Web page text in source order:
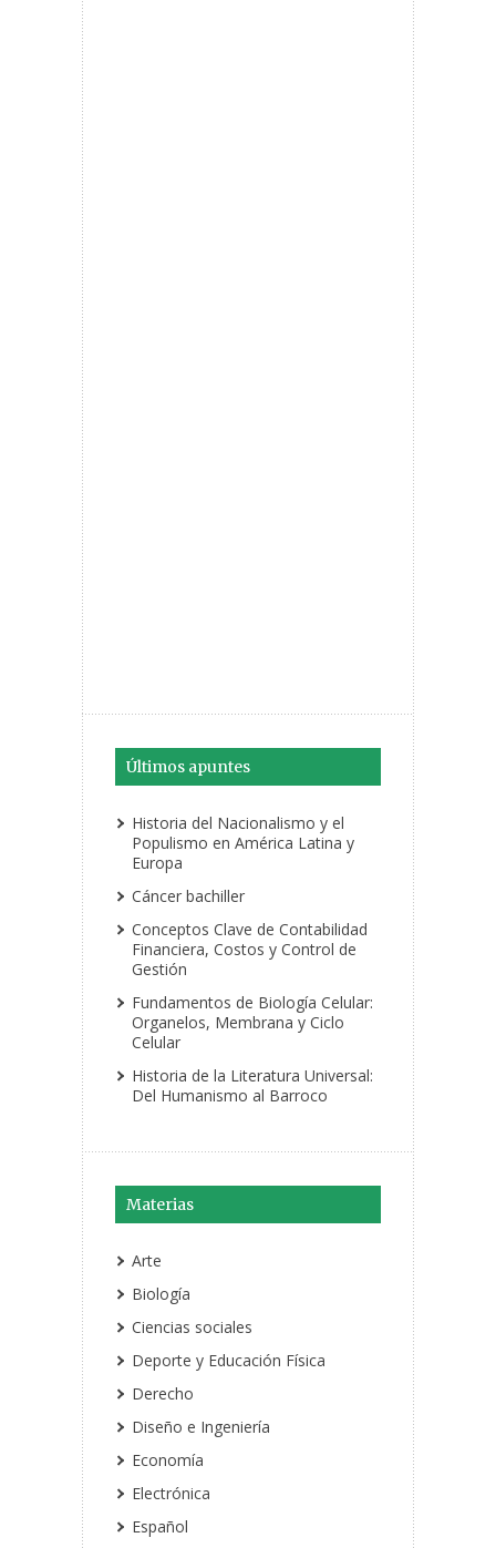
Últimos apuntes
Historia del Nacionalismo y el
Populismo en América Latina y
Europa
Cáncer bachiller
Conceptos Clave de Contabilidad
Financiera, Costos y Control de
Gestión
Fundamentos de Biología Celular:
Organelos, Membrana y Ciclo
Celular
Historia de la Literatura Universal:
Del Humanismo al Barroco
Materias
Arte
Biología
Ciencias sociales
Deporte y Educación Física
Derecho
Diseño e Ingeniería
Economía
Electrónica
Español